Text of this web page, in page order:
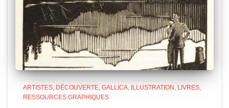
ARTISTES DÉCOUVERTE GALLICA ILLUSTRATION
LIVRES
RESSOURCES GRAPHIQUES